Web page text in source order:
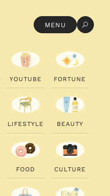
MENU
YOUTU B E FORTU N E
LI FESTYLE B EAUTY
FOOD CU LTU RE